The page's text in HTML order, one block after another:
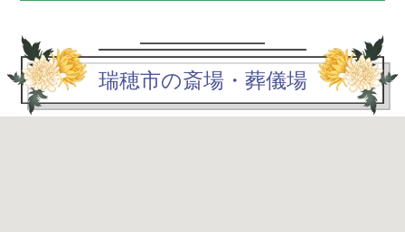
瑞穂市の斎場・葬儀場